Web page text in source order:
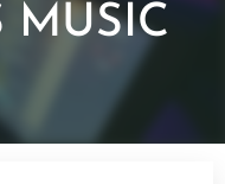
MUSIC